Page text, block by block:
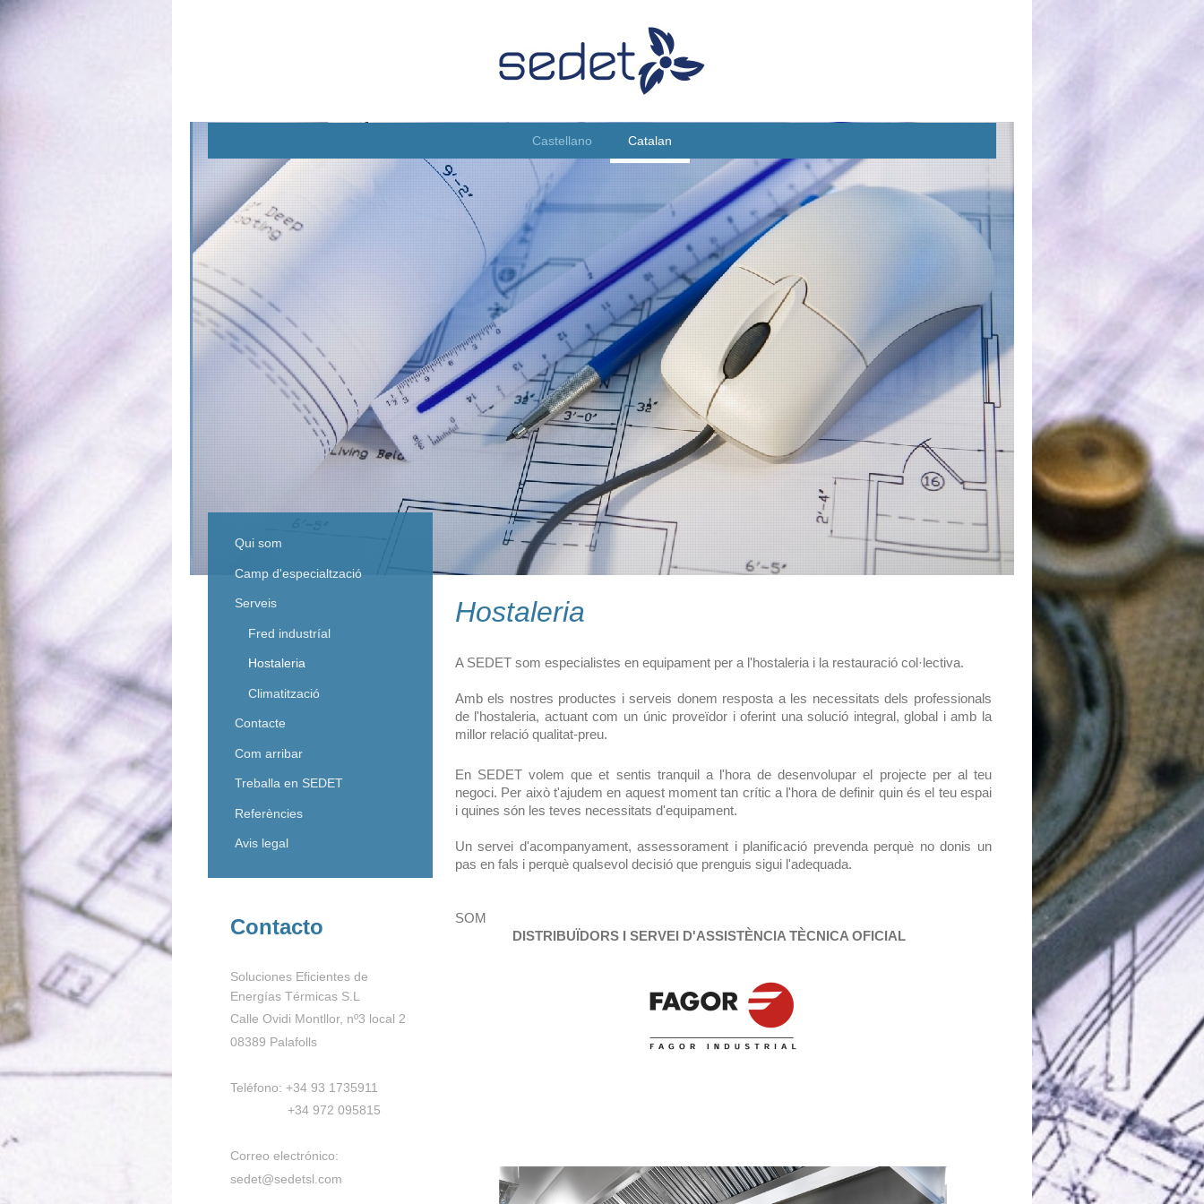
Castellano Catalan
Hostaleria
A SEDET som especialistes en equipament per a l'hostaleria i la restauració col·lectiva.
Amb els nostres productes i serveis donem resposta a les necessitats dels professionals
de l'hostaleria, actuant com un únic proveïdor i oferint una solució integral, global i amb la
millor relació qualitat-preu.
En SEDET volem que et sentis tranquil a l'hora de desenvolupar el projecte per al teu
negoci. Per això t'ajudem en aquest moment tan crític a l'hora de definir quin és el teu espai
i quines són les teves necessitats d'equipament.
Un servei d'acompanyament, assessorament i planificació prevenda perquè no donis un
pas en fals i perquè qualsevol decisió que prenguis sigui l'adequada.
SOM
DISTRIBUÏDORS I SERVEI D'ASSISTÈNCIA TÈCNICA OFICIAL
Qui som
Camp d'especialtzació
Serveis
Fred industríal
Hostaleria
Climatització
Contacte
Com arribar
Treballa en SEDET
Referències
Avis legal
Contacto
Soluciones Eficientes de
Energías Térmicas S.L
Calle Ovidi Montllor, nº3 local 2
08389 Palafolls
Teléfono: +34 93 1735911
+34 972 095815
Correo electrónico:
sedet@sedetsl.com